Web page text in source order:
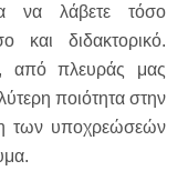
να λάβετε τόσο
και διδακτορικό.
από πλευράς μας
ποιότητα στην
των υποχρεώσεών